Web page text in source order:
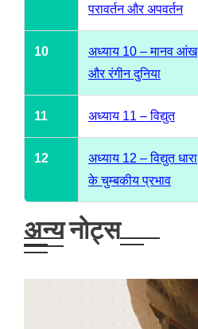
परावर्तन और अपवर्तन
10
अध्याय 10 – मानव आंख
और रंगीन दुनिया
11 अध्याय 11 – विद्युत
12
अध्याय 12 – विद्युत धारा
के चुम्बकीय प्रभाव
अन्य नोट्स